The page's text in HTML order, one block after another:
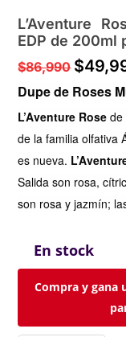
L’Aventure
EDP de 200ml
$86,990 El
precio
original
era:
$
Dupe de Roses
L’Aventure Rose de
de la familia olfativa
es nueva.
Salida son rosa,
son rosa y jazmín;
En stock
Compra y gana